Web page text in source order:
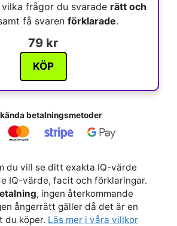
vilka frågor du svarade rätt och
få svaren förklarade.
79 kr
KÖP
betalningsmetoder
du vill se ditt exakta IQ-värde
IQ-värde, facit och förklaringar.
, ingen återkommande
ångerrätt gäller då det är en
du köper. Läs mer i våra villkor